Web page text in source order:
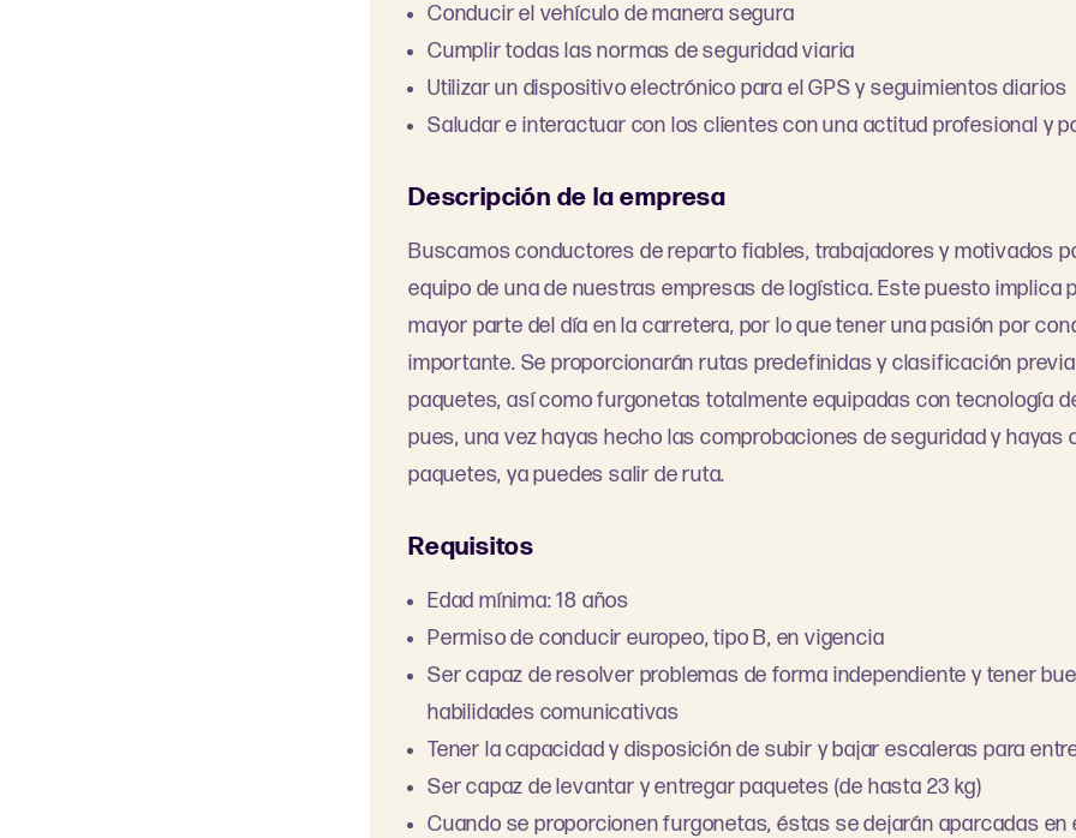
Conducir el vehículo de manera segura
Cumplir todas las normas de seguridad viaria
Utilizar un dispositivo electrónico para el GPS y seguimientos diarios
Saludar e interactuar con los clientes con una actitud profesional y
Descripción de la empresa
Buscamos conductores de reparto fiables, trabajadores y motivados
equipo de una de nuestras empresas de logística. Este puesto implica
mayor parte del día en la carretera, por lo que tener una pasión por
importante. Se proporcionarán rutas predefinidas y clasificación
paquetes, así como furgonetas totalmente equipadas con tecnología
pues, una vez hayas hecho las comprobaciones de seguridad y hayas
paquetes, ya puedes salir de ruta.
Requisitos
Edad mínima: 18 años
Permiso de conducir europeo, tipo B, en vigencia
Ser capaz de resolver problemas de forma independiente y tener
habilidades comunicativas
Tener la capacidad y disposición de subir y bajar escaleras para
Ser capaz de levantar y entregar paquetes (de hasta 23 kg)
Cuando se proporcionen furgonetas, éstas se dejarán aparcadas en